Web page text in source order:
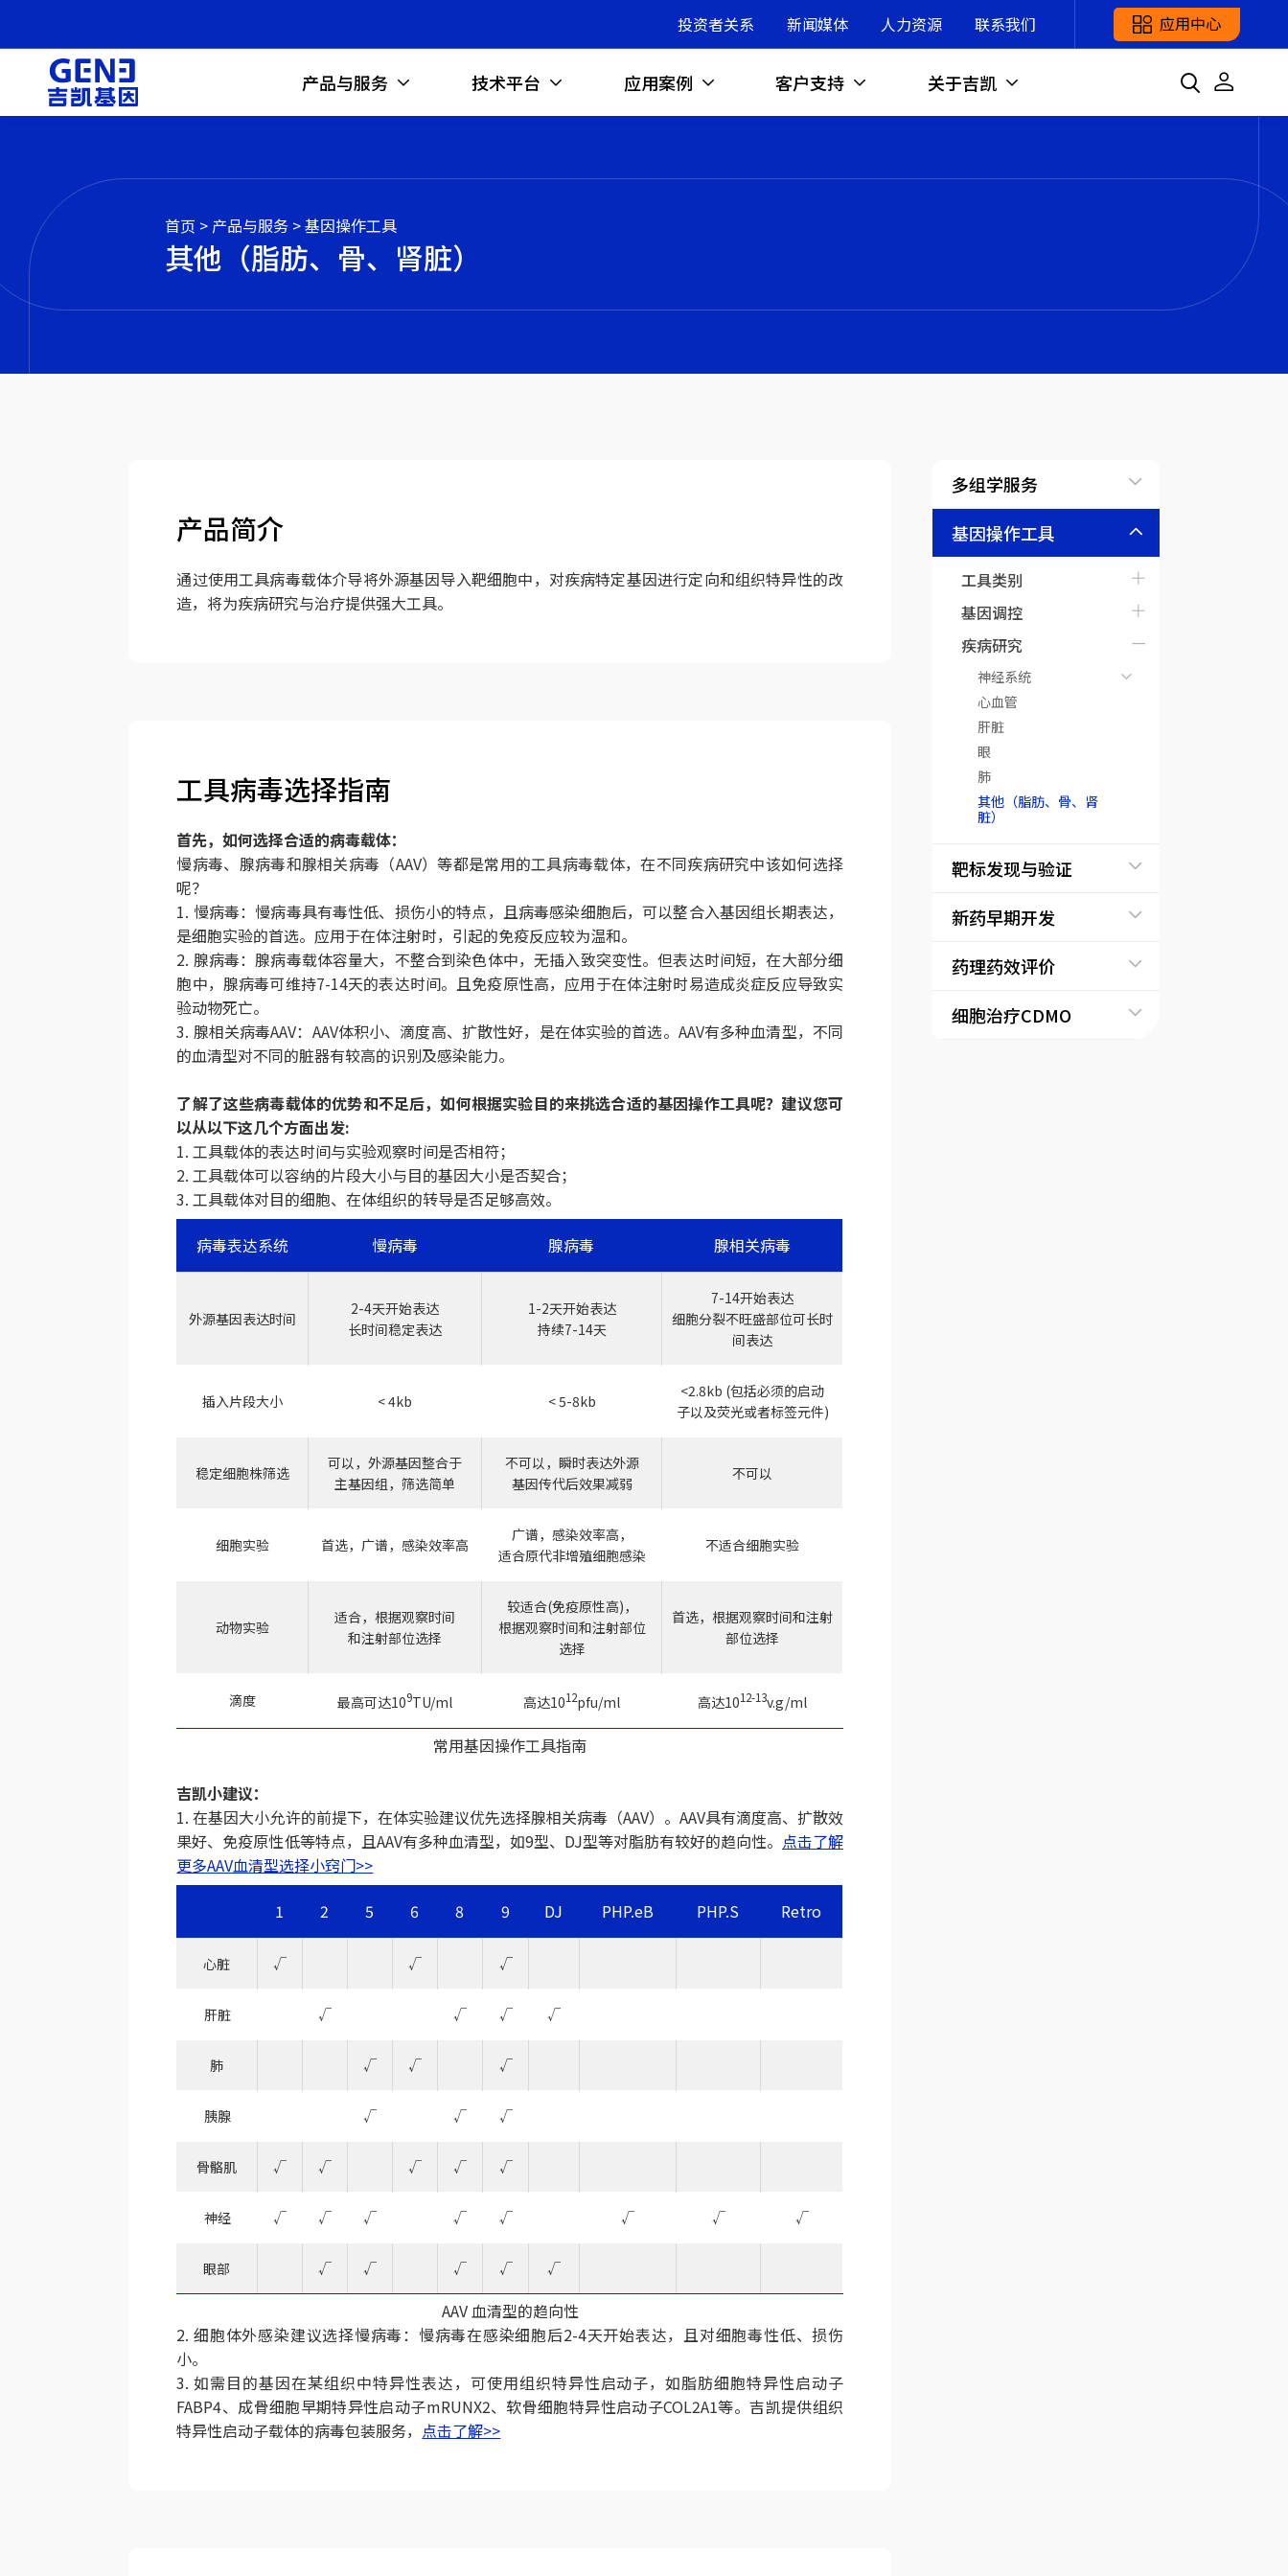
投资者关系 新闻媒体 人力资源 联系我们 应用中心
产品与服务 技术平台 应用案例 客户支持 关于吉凯
首页 > 产品与服务 >基因操作工具
其他（脂肪、骨、肾脏）
产品简介
通过使用工具病毒载体介导将外源基因导入靶细胞中，对疾病特定基因进行定向和组织特异性的改
造，将为疾病研究与治疗提供强大工具。
工具病毒选择指南
首先，如何选择合适的病毒载体：
慢病毒、腺病毒和腺相关病毒（AAV）等都是常用的工具病毒载体，在不同疾病研究中该如何选择
呢？
1. 慢病毒：慢病毒具有毒性低、损伤小的特点，且病毒感染细胞后，可以整合入基因组长期表达，
是细胞实验的首选。应用于在体注射时，引起的免疫反应较为温和。
2. 腺病毒：腺病毒载体容量大，不整合到染色体中，无插入致突变性。但表达时间短，在大部分细
胞中，腺病毒可维持7-14天的表达时间。且免疫原性高，应用于在体注射时易造成炎症反应导致实
验动物死亡。
3. 腺相关病毒AAV：AAV体积小、滴度高、扩散性好，是在体实验的首选。AAV有多种血清型，不同
的血清型对不同的脏器有较高的识别及感染能力。
了解了这些病毒载体的优势和不足后，如何根据实验目的来挑选合适的基因操作工具呢？建议您可
以从以下这几个方面出发:
1. 工具载体的表达时间与实验观察时间是否相符；
2. 工具载体可以容纳的片段大小与目的基因大小是否契合；
3. 工具载体对目的细胞、在体组织的转导是否足够高效。
病毒表达系统
慢病毒 腺病毒 腺相关病毒
外源基因表达时间
2-4天开始表达
长时间稳定表达
1-2天开始表达
持续7-14天
7-14开始表达
细胞分裂不旺盛部位可长时
间表达
插入片段大小 < 4kb < 5-8kb
<2.8kb (包括必须的启动
子以及荧光或者标签元件)
稳定细胞株筛选
可以，外源基因整合于
主基因组，筛选简单
不可以，瞬时表达外源
基因传代后效果减弱
不可以
细胞实验 首选，广谱，感染效率高
广谱，感染效率高，
适合原代非增殖细胞感染
不适合细胞实验
动物实验
适合，根据观察时间
和注射部位选择
较适合(免疫原性高)，
根据观察时间和注射部位
选择
首选，根据观察时间和注射
部位选择
滴度 最高可达109TU/ml 高达1012pfu/ml 高达1012-13v.g/ml
常用基因操作工具指南
吉凯小建议：
1. 在基因大小允许的前提下，在体实验建议优先选择腺相关病毒（AAV）。AAV具有滴度高、扩散效
果好、免疫原性低等特点，且AAV有多种血清型，如9型、DJ型等对脂肪有较好的趋向性。 点击了解
更多AAV血清型选择小窍门>>
1
2 5 6 8 9 DJ PHP.eB PHP.S Retro
心脏 √ √ √
肝脏 √ √ √ √
肺 √ √ √
胰腺 √ √ √
骨骼肌 √ √ √ √ √
神经 √ √ √ √ √ √ √ √
眼部 √ √ √ √ √
AAV 血清型的趋向性
2. 细胞体外感染建议选择慢病毒：慢病毒在感染细胞后2-4天开始表达，且对细胞毒性低、损伤
小。
3. 如需目的基因在某组织中特异性表达，可使用组织特异性启动子，如脂肪细胞特异性启动子
FABP4、成骨细胞早期特异性启动子mRUNX2、软骨细胞特异性启动子COL2A1等。吉凯提供组织
特异性启动子载体的病毒包装服务， 点击了解>>
多组学服务
基因操作工具
工具类别
基因调控
疾病研究
神经系统
心血管
肝脏
眼
肺
其他（脂肪、骨、肾
脏）
靶标发现与验证
新药早期开发
药理药效评价
细胞治疗CDMO